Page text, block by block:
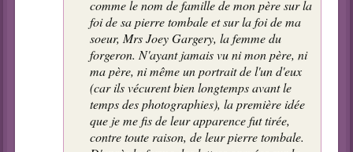
comme le nom de famille de mon père sur la
foi de sa pierre tombale et sur la foi de ma
soeur, Mrs Joey Gargery, la femme du
forgeron. N'ayant jamais vu ni mon père, ni
ma père, ni même un portrait de l'un d'eux
(car ils vécurent bien longtemps avant le
temps des photographies), la première idée
que je me fis de leur apparence fut tirée,
contre toute raison, de leur pierre tombale.